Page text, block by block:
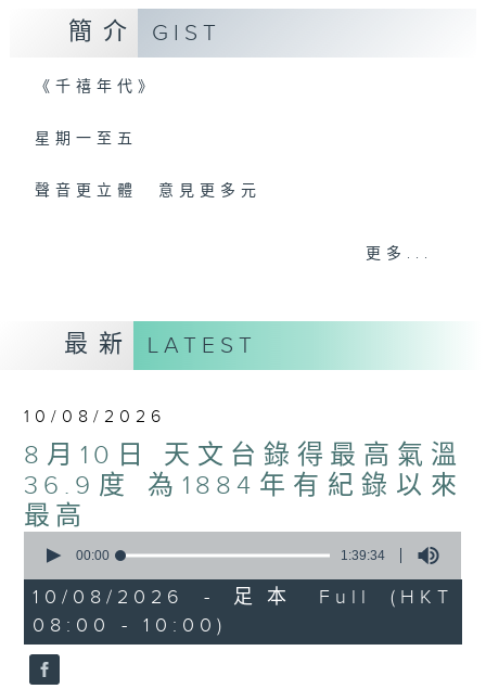
簡介 GIST
《千禧年代》
星期一至五
聲音更立體 意見更多元
「千禧年代」鼓勵聽眾及嘉賓作有觀點、有理
聽眾提供最新資訊以迎接新的一天。
監製：林嘉瑜
更多...
最新 LATEST
10/08/2026
8月10日 天文台錄得最高氣溫
36.9度 為1884年有紀錄以來
最高
seconds
1
hour,
39
minutes,
34
seconds
00:00 1:39:34
10/08/2026 - 足本 Full (HKT
08:00 - 10:00)